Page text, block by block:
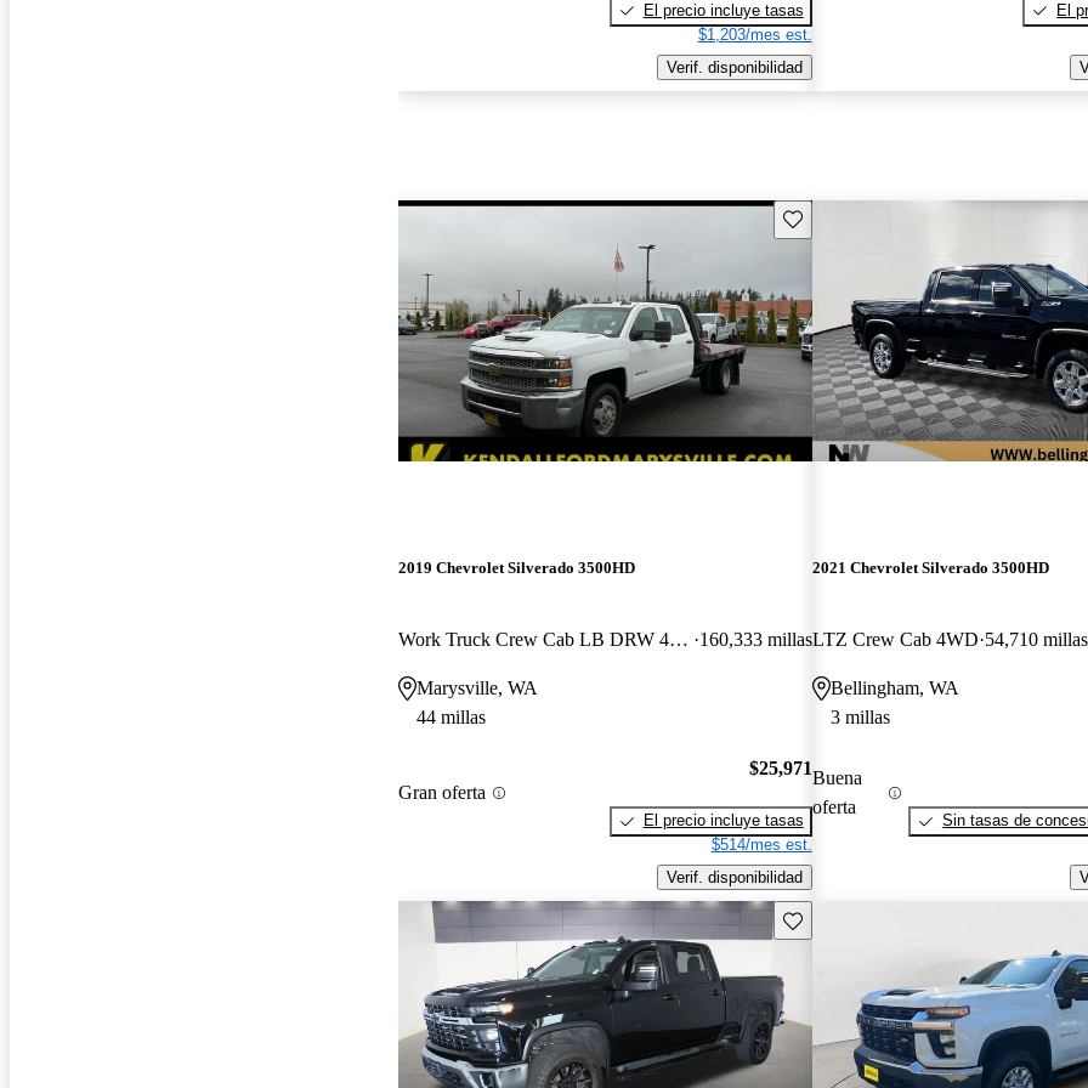
El precio incluye tasas
$1,203/mes est.
Verif. disponibilidad
El
Guarda este Aviso
2019 Chevrolet Silverado 3500HD
Work Truck Crew Cab LB DRW 4WD 160,333 millas
Marysville, WA
44 millas
Gran oferta
$25,971
El precio incluye tasas
$514/mes est.
Verif. disponibilidad
2021 Chevrolet Silverado 3500HD
LTZ Crew Cab 4WD 54,710 millas
Bellingham, WA
3 millas
Buena
oferta
Sin tasas de
Guarda este Aviso